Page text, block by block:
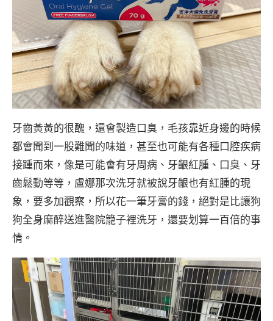
牙齒黃黃的很醜，還會製造口臭，毛孩靠近身邊的時候
都會聞到一股難聞的味道，甚至也可能有各種口腔疾病
接踵而來，像是可能會有牙周病、牙齦紅腫、口臭、牙
齒鬆動等等，盧娜那次洗牙就被說牙齦也有紅腫的現
象，要多加觀察，所以花一筆牙膏的錢，絕對是比讓狗
狗全身麻醉送進醫院籠子裡洗牙，還要划算一百倍的事
情。